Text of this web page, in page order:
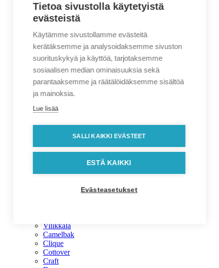
Kesälahjat
Kotimaiset tuotteet
Ekologiset mainoslahjat
Etätyö
Herkkusetit
Joulu
Messut
Suomi-tuotteet
Talvi
Brändit
Cutter & Buck
Kupilka
Marimekko
Vilikkala
Camelbak
Clique
Cottover
Craft
Tietoa sivustolla käytetyistä
evästeistä
Käytämme sivustollamme evästeitä
kerätäksemme ja analysoidaksemme sivuston
suorituskykyä ja käyttöä, tarjotaksemme
sosiaalisen median ominaisuuksia sekä
parantaaksemme ja räätälöidäksemme sisältöä
ja mainoksia.
Lue lisää
SALLI KAIKKI EVÄSTEET
ESTÄ KAIKKI
Evästeasetukset